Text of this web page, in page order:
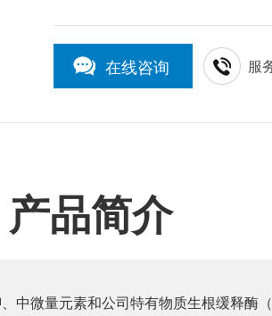
在线咨询 服
产品简介
中微量元素和公司特有物质生根缓释酶